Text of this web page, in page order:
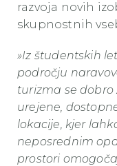
razvoja novih
skupnostnih
»Iz študentskih
področju
turizma se
urejene,
lokacije, kjer
neposrednim
prostori